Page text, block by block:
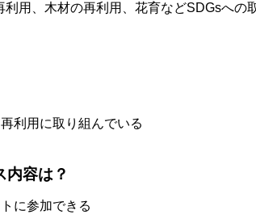
用、木材の再利用、花育などSDGsへの
利用に取り組んでいる
内容は？
に参加できる